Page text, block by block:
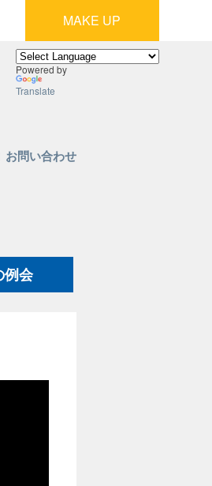
MAKE UP
Powered by
Translate
お問い合わせ
例会